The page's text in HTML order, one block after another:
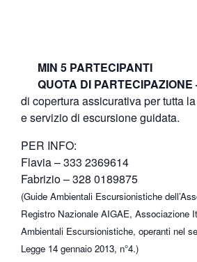
MIN 5 PARTECIPANTI
QUOTA DI PARTECIPAZIONE
di copertura assicurativa per tutta
e servizio di escursione guidata.
PER INFO:
Flavia – 333 2369614
Fabrizio – 328 0189875
(Guide Ambientali Escursionistiche
Registro Nazionale AIGAE, Associazione
Ambientali Escursionistiche, operanti nel
Legge 14 gennaio 2013, n°4.)